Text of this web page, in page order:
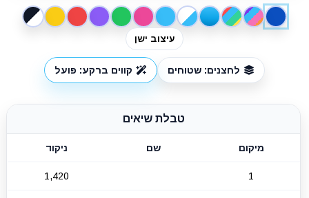
עיצוב ישן
לחצנים: שטוחים קווים ברקע: פועל
טבלת שיאים
מיקום שם ניקוד
1
1,420